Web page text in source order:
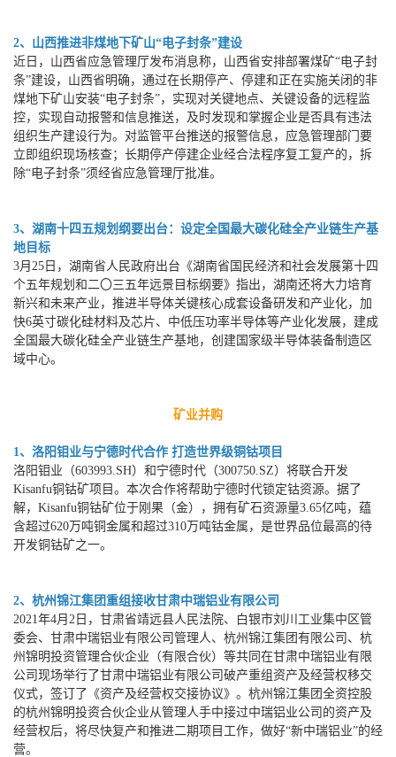
2、山西推进非煤地下矿山“电子封条”建设
近日，山西省应急管理厅发布消息称，山西省安排部署煤矿“电子封
条”建设，山西省明确，通过在长期停产、停建和正在实施关闭的非
煤地下矿山安装“电子封条”，实现对关键地点、关键设备的远程监
控，实现自动报警和信息推送，及时发现和掌握企业是否具有违法
组织生产建设行为。对监管平台推送的报警信息，应急管理部门要
立即组织现场核查；长期停产停建企业经合法程序复工复产的，拆
除“电子封条”须经省应急管理厅批准。
3、湖南十四五规划纲要出台：设定全国最大碳化硅全产业链生产基
地目标
3月25日，湖南省人民政府出台《湖南省国民经济和社会发展第十四
个五年规划和二〇三五年远景目标纲要》指出，湖南还将大力培育
新兴和未来产业，推进半导体关键核心成套设备研发和产业化，加
快6英寸碳化硅材料及芯片、中低压功率半导体等产业化发展，建成
全国最大碳化硅全产业链生产基地，创建国家级半导体装备制造区
域中心。
矿业并购
1、洛阳钼业与宁德时代合作 打造世界级铜钴项目
洛阳钼业（603993.SH）和宁德时代（300750.SZ）将联合开发
Kisanfu铜钴矿项目。本次合作将帮助宁德时代锁定钴资源。据了
解，Kisanfu铜钴矿位于刚果（金），拥有矿石资源量3.65亿吨，蕴
含超过620万吨铜金属和超过310万吨钴金属，是世界品位最高的待
开发铜钴矿之一。
2、杭州锦江集团重组接收甘肃中瑞铝业有限公司
2021年4月2日，甘肃省靖远县人民法院、白银市刘川工业集中区管
委会、甘肃中瑞铝业有限公司管理人、杭州锦江集团有限公司、杭
州锦明投资管理合伙企业（有限合伙）等共同在甘肃中瑞铝业有限
公司现场举行了甘肃中瑞铝业有限公司破产重组资产及经营权移交
仪式，签订了《资产及经营权交接协议》。杭州锦江集团全资控股
的杭州锦明投资合伙企业从管理人手中接过中瑞铝业公司的资产及
经营权后，将尽快复产和推进二期项目工作，做好“新中瑞铝业”的经
营。